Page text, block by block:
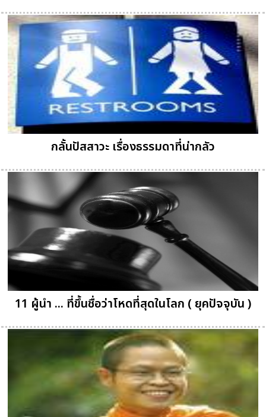
กลั้นปัสสาวะ เรื่องธรรมดาที่น่ากลัว
11 ผู้นำ ... ที่ขึ้นชื่อว่าโหดที่สุดในโลก ( ยุคปัจจุบัน )